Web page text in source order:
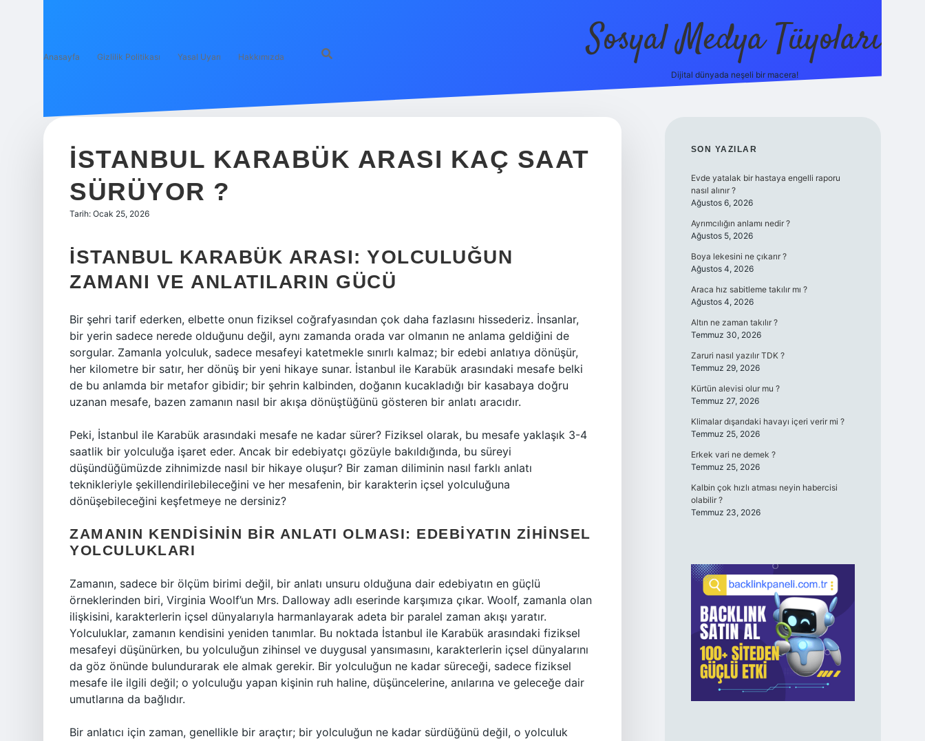
Anasayfa Gizlilik Politikası Yasal Uyarı Hakkımızda Sosyal Medya Tüyoları
Dijital dünyada neşeli bir macera!
İSTANBUL KARABÜK ARASI KAÇ SAAT
SÜRÜYOR ?
Tarih: Ocak 25, 2026
İSTANBUL KARABÜK ARASI: YOLCULUĞUN
ZAMANI VE ANLATILARIN GÜCÜ
Bir şehri tarif ederken, elbette onun fiziksel coğrafyasından çok daha fazlasını hissederiz. İnsanlar,
bir yerin sadece nerede olduğunu değil, aynı zamanda orada var olmanın ne anlama geldiğini de
sorgular. Zamanla yolculuk, sadece mesafeyi katetmekle sınırlı kalmaz; bir edebi anlatıya dönüşür,
her kilometre bir satır, her dönüş bir yeni hikaye sunar. İstanbul ile Karabük arasındaki mesafe belki
de bu anlamda bir metafor gibidir; bir şehrin kalbinden, doğanın kucakladığı bir kasabaya doğru
uzanan mesafe, bazen zamanın nasıl bir akışa dönüştüğünü gösteren bir anlatı aracıdır.
Peki, İstanbul ile Karabük arasındaki mesafe ne kadar sürer? Fiziksel olarak, bu mesafe yaklaşık 3-4
saatlik bir yolculuğa işaret eder. Ancak bir edebiyatçı gözüyle bakıldığında, bu süreyi
düşündüğümüzde zihnimizde nasıl bir hikaye oluşur? Bir zaman diliminin nasıl farklı anlatı
teknikleriyle şekillendirilebileceğini ve her mesafenin, bir karakterin içsel yolculuğuna
dönüşebileceğini keşfetmeye ne dersiniz?
ZAMANIN KENDISININ BIR ANLATI OLMASI: EDEBIYATIN ZIHINSEL
YOLCULUKLARI
Zamanın, sadece bir ölçüm birimi değil, bir anlatı unsuru olduğuna dair edebiyatın en güçlü
örneklerinden biri, Virginia Woolf’un Mrs. Dalloway adlı eserinde karşımıza çıkar. Woolf, zamanla olan
ilişkisini, karakterlerin içsel dünyalarıyla harmanlayarak adeta bir paralel zaman akışı yaratır.
Yolculuklar, zamanın kendisini yeniden tanımlar. Bu noktada İstanbul ile Karabük arasındaki fiziksel
mesafeyi düşünürken, bu yolculuğun zihinsel ve duygusal yansımasını, karakterlerin içsel dünyalarını
da göz önünde bulundurarak ele almak gerekir. Bir yolculuğun ne kadar süreceği, sadece fiziksel
mesafe ile ilgili değil; o yolculuğu yapan kişinin ruh haline, düşüncelerine, anılarına ve geleceğe dair
umutlarına da bağlıdır.
Bir anlatıcı için zaman, genellikle bir araçtır; bir yolculuğun ne kadar sürdüğünü değil, o yolculuk
SIDEBAR
SON YAZILAR
Evde yatalak bir hastaya engelli raporu
nasıl alınır ?
Ağustos 6, 2026
Ayrımcılığın anlamı nedir ?
Ağustos 5, 2026
Boya lekesini ne çıkarır ?
Ağustos 4, 2026
Araca hız sabitleme takılır mı ?
Ağustos 4, 2026
Altın ne zaman takılır ?
Temmuz 30, 2026
Zaruri nasıl yazılır TDK ?
Temmuz 29, 2026
Kürtün alevisi olur mu ?
Temmuz 27, 2026
Klimalar dışarıdaki havayı içeri verir mi ?
Temmuz 25, 2026
Erkek vari ne demek ?
Temmuz 25, 2026
Kalbin çok hızlı atması neyin habercisi
olabilir ?
Temmuz 23, 2026